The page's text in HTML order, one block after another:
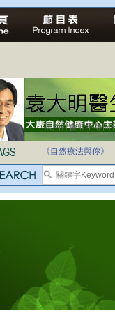
法治社會並不等同
自家教育合法化-
《自然療法與你》